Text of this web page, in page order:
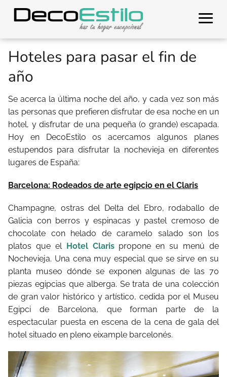
Hoteles para pasar el fin de
año
Se acerca la última noche del año, y cada vez son más
las personas que prefieren disfrutar de esa noche en un
hotel, y disfrutar de una pequeña (o grande) escapada.
Hoy en DecoEstilo os acercamos algunos planes
estupendos para disfrutar la nochevieja en diferentes
lugares de España:
Barcelona: Rodeados de arte egipcio en el Claris
Champagne, ostras del Delta del Ebro, rodaballo de
Galicia con berros y espinacas y pastel cremoso de
chocolate con helado de caramelo salado son los
platos que el Hotel Clarispropone en su menú de
Nochevieja. Una cena muy especial que se sirve en su
planta museo dónde se exponen algunas de las 70
piezas egipcias que alberga. Se trata de una colección
de gran valor histórico y artístico, cedida por el Museu
Egipci de Barcelona, que forman parte de la
espectacular puesta en escena de la cena de gala del
hotel situado en pleno eixample barcelonés.